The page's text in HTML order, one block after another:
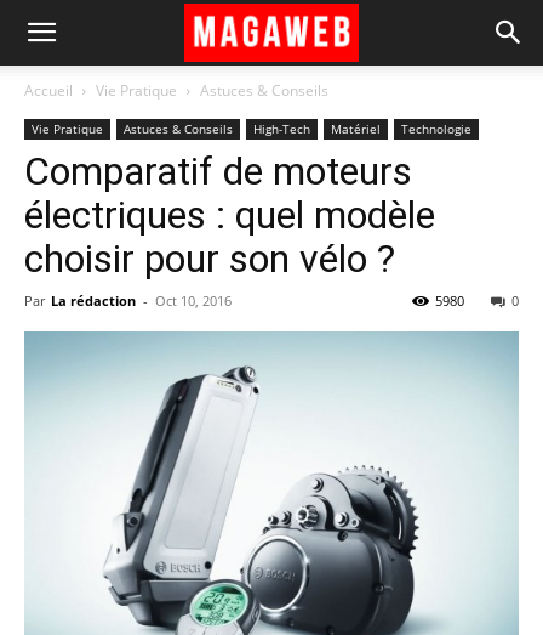
Accueil Vie Pratique Astuces & Conseils
Vie Pratique Astuces & Conseils High-Tech Matériel Technologie
Comparatif de moteurs
électriques : quel modèle
choisir pour son vélo ?
Par La rédaction - Oct 10, 2016 0
5980